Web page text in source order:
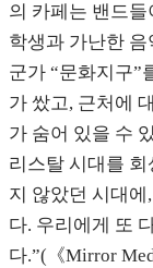
의 카페는 밴드
학생과 가난한
군가 “문화지구”
가 쌌고, 근처에
가 숨어 있을 수
리스탈 시대를
지 않았던 시대
다. 우리에게 또
다.”(《Mirror